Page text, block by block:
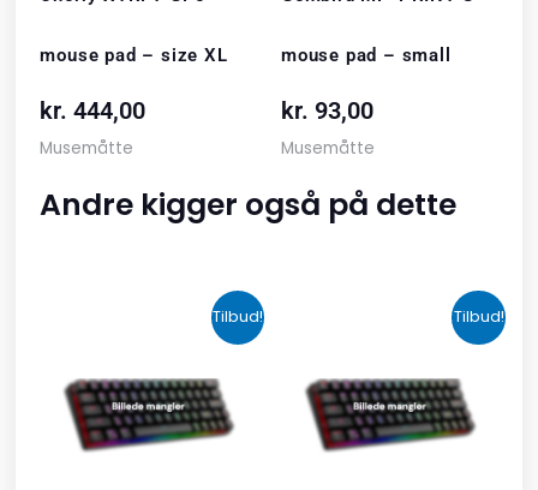
mouse pad – size XL
kr. 444,00
Musemåtte
mouse pad – small
kr. 93,00
Musemåtte
Andre kigger også på dette
Tilbud!
oprindelige
pris
var:
kr. 2.190,00.
Den
aktuelle
pris
er:
kr. 1.465,00.
Tilbud!
oprindelige
pris
var:
kr. 599,00.
aktuelle
pris
er:
kr. 399,00.